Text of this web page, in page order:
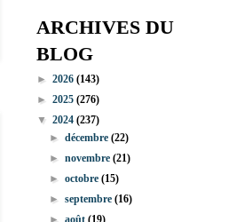
ARCHIVES DU
BLOG
► 2026 (143)
► 2025 (276)
▼ 2024 (237)
►décembre(22)
►novembre(21)
►octobre(15)
►septembre(16)
►août(19)